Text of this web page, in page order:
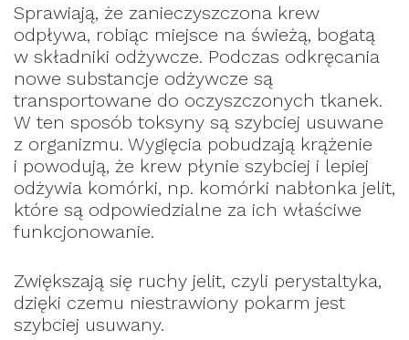
Sprawiają, że zanieczyszczona krew
odpływa, robiąc miejsce na świeżą, bogatą
w składniki odżywcze. Podczas odkręcania
nowe substancje odżywcze są
transportowane do oczyszczonych tkanek.
W ten sposób toksyny są szybciej usuwane
z organizmu. Wygięcia pobudzają krążenie
i powodują, że krew płynie szybciej i lepiej
odżywia komórki, np. komórki nabłonka jelit,
które są odpowiedzialne za ich właściwe
funkcjonowanie.
Zwiększają się ruchy jelit, czyli perystaltyka,
dzięki czemu niestrawiony pokarm jest
szybciej usuwany.